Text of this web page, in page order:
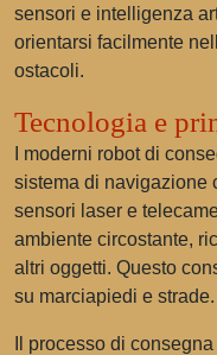
sensori e intelligenza
orientarsi facilmente
ostacoli.
Tecnologia e
I moderni robot di
sistema di navigazione
sensori laser e
ambiente circostante,
altri oggetti. Questo
su marciapiedi e strade.
Il processo di